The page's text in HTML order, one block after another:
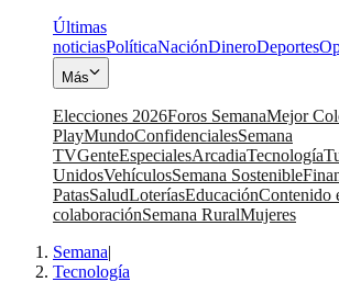
Últimas
noticiasPolíticaNaciónDineroDeportes
Más
Elecciones 2026Foros SemanaMejor
PlayMundoConfidencialesSemana
TVGenteEspecialesArcadiaTecnología
UnidosVehículosSemana Sostenible
PatasSaludLoteríasEducaciónContenido
colaboraciónSemana RuralMujeres
Semana|
Tecnología